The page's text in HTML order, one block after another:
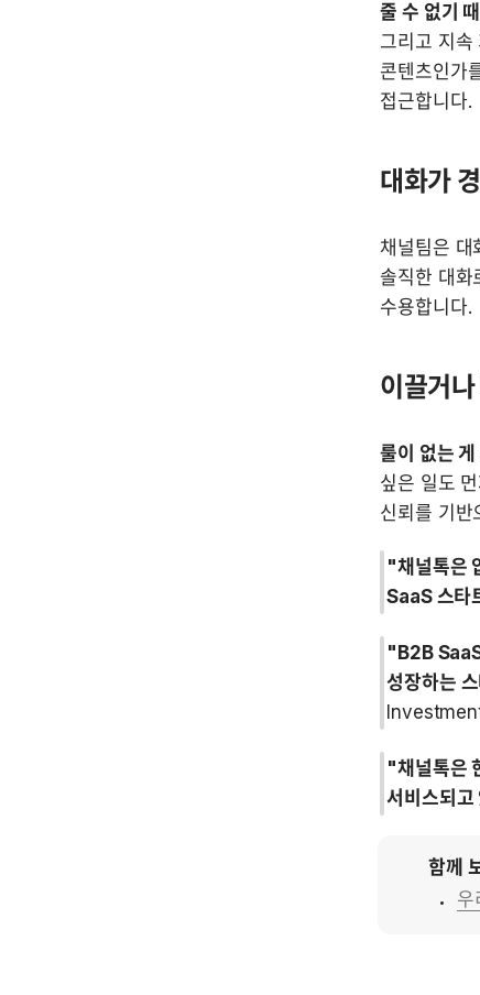
줄 수 없기
그리고 지속
콘텐츠인가
접근합니다.
대화가
채널팀은 대
솔직한 대화
수용합니다.
이끌거
룰이 없는
싶은 일도
신뢰를 기반
"채널톡은
SaaS 스타
"B2B
성장하는
"채널톡은
서비스되고
함께
우